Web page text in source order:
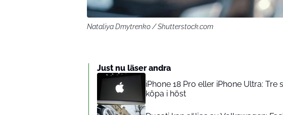
Nataliya Dmytrenko / Shutterstock.com
Just nu läser andra
iPhone 18 Pro eller iPhone Ultra:
köpa i höst